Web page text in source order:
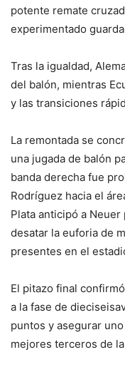
potente remate
experimentado
Tras la igualdad,
del balón, mientras
y las transiciones
La remontada se
una jugada de balón
banda derecha fue
Rodríguez hacia el
Plata anticipó a
desatar la euforia de
presentes en el
El pitazo final
a la fase de
puntos y asegurar
mejores terceros de